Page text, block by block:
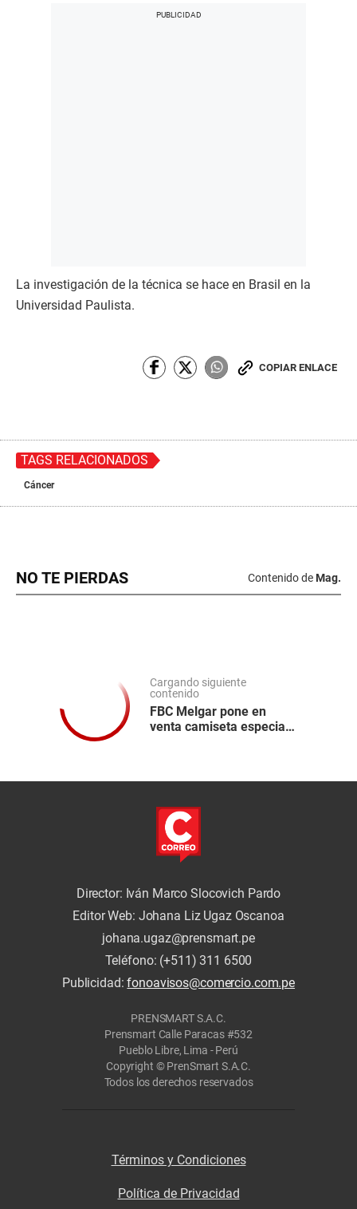
La investigación de la técnica se hace en Brasil en la
Universidad Paulista.
COPIAR ENLACE
TAGS RELACIONADOS
Cáncer
NO TE PIERDAS Contenido de Mag.
Cargando siguiente
contenido
FBC Melgar pone en
venta camiseta especial
Director: Iván Marco Slocovich Pardo
Editor Web: Johana Liz Ugaz Oscanoa
johana.ugaz@prensmart.pe
Teléfono: (+511) 311 6500
Publicidad:fonoavisos@comercio.com.pe
PRENSMART S.A.C.
Prensmart Calle Paracas #532
Pueblo Libre, Lima - Perú
Copyright © PrenSmart S.A.C.
Todos los derechos reservados
Términos y Condiciones
Política de Privacidad